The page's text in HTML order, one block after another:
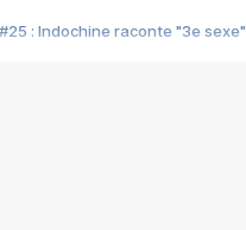
#25 : Indochine raconte "3e sexe"